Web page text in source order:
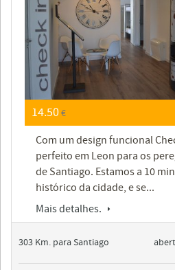
14.50€
Com um design funcional
perfeito em Leon para os
de Santiago. Estamos a 10
histórico da cidade, e se...
Mais detalhes.
303 Km. para Santiago